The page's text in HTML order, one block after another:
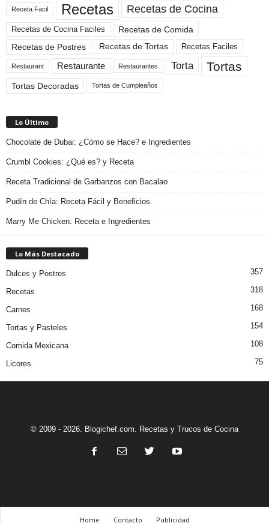
Receta Facil Recetas Recetas de Cocina
Recetas de Cocina Faciles
Recetas de Comida
Recetas de Postres
Recetas de Tortas Recetas Faciles
Restaurant Restaurante Restaurantes Torta Tortas
Tortas Decoradas Tortas de Cumpleaños
Lo Último
Chocolate de Dubai: ¿Cómo se Hace? e Ingredientes
Crumbl Cookies: ¿Qué es? y Receta
Receta Tradicional de Garbanzos con Bacalao
Pudín de Chía: Receta Fácil y Beneficios
Marry Me Chicken: Receta e Ingredientes
Lo Más Destacado
Dulces y Postres 357
Recetas 318
Carnes 168
Tortas y Pasteles 154
Comida Mexicana 108
Licores 75
© 2009 - 2026. Blogichef.com. Recetas y Trucos de Cocina
Home Contacto Publicidad